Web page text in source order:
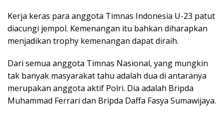
Kerja keras para anggota Timnas Indonesia U-23 patut
diacungi jempol. Kemenangan itu bahkan diharapkan
menjadikan trophy kemenangan dapat diraih.
Dari semua anggota Timnas Nasional, yang mungkin
tak banyak masyarakat tahu adalah dua di antaranya
merupakan anggota aktif Polri. Dia adalah Bripda
Muhammad Ferrari dan Bripda Daffa Fasya Sumawijaya.